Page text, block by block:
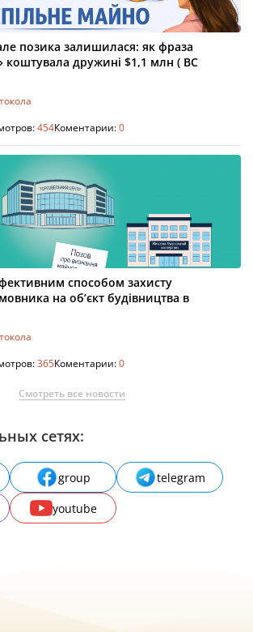
позика залишилася: як фраза
коштувала дружині $1,1 млн ( ВС
454Коментарии:0
способом захисту
на об’єкт будівництва в
365Коментарии:0
Смотреть все новости
сетях:
group
telegram
youtube